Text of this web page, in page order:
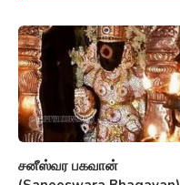
சனீஸ்வர பகவான்